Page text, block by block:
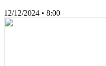
12/12/2024 • 8:00